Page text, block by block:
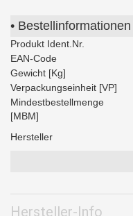
• Bestellinformationen
Produkt Ident.Nr.
EAN-Code
Gewicht [Kg]
Verpackungseinheit [VP]
Mindestbestellmenge
[MBM]
Hersteller
Hersteller-Info